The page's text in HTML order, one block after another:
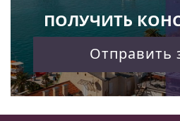
ПОЛУЧИТЬ
Отправить